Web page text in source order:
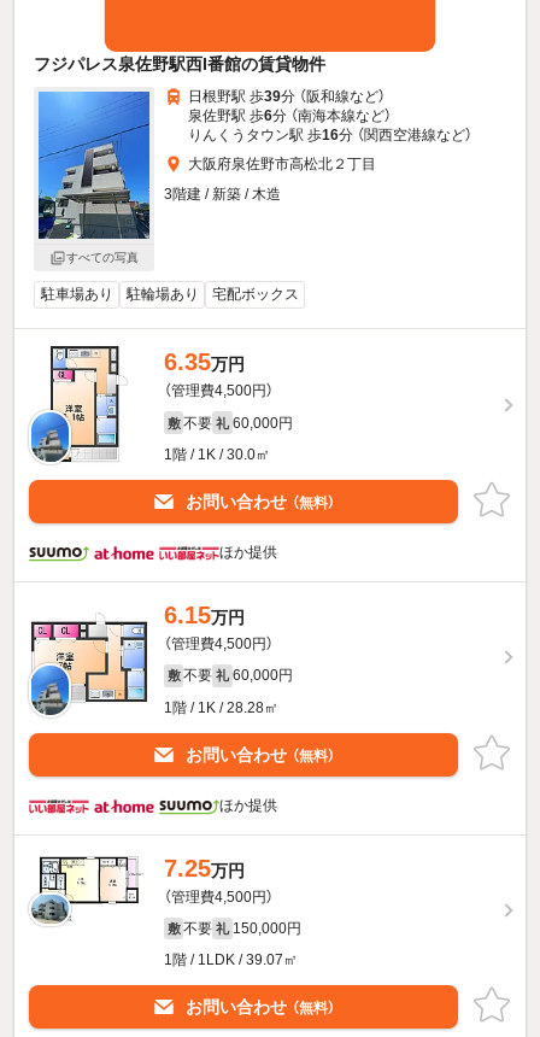
フジパレス泉佐野駅西I番館の賃貸物件
すべての写真
日根野駅 歩39分 （阪和線など）
泉佐野駅 歩6分 （南海本線など）
りんくうタウン駅 歩16分 （関西空港線など）
大阪府泉佐野市高松北２丁目
3階建 / 新築 / 木造
駐車場あり 駐輪場あり 宅配ボックス
6.35万円
（管理費4,500円）
敷 不要 礼 60,000円
1階 / 1K / 30.0㎡
お問い合わせ （無料）
ほか提供
6.15万円
（管理費4,500円）
敷 不要 礼 60,000円
1階 / 1K / 28.28㎡
お問い合わせ （無料）
ほか提供
7.25万円
（管理費4,500円）
敷 不要 礼 150,000円
1階 / 1LDK / 39.07㎡
お問い合わせ （無料）